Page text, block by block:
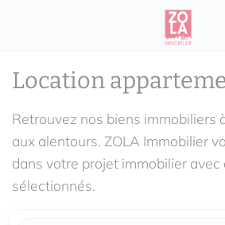
Location
Retrouvez nos biens immobiliers
aux alentours. ZOLA Immobilier
dans votre projet immobilier avec
sélectionnés.